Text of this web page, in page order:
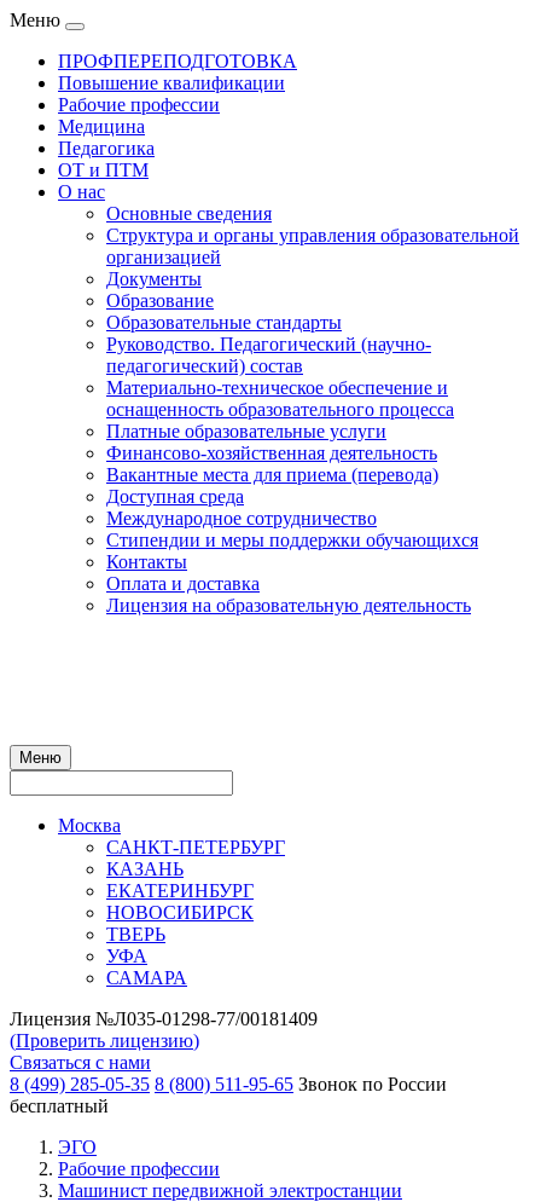
Меню
ПРОФПЕРЕПОДГОТОВКА
Повышение квалификации
Рабочие профессии
Медицина
Педагогика
ОТ и ПТМ
О нас
Основные сведения
Структура и органы управления образовательной
организацией
Документы
Образование
Образовательные стандарты
Руководство. Педагогический (научно-
педагогический) состав
Материально-техническое обеспечение и
оснащенность образовательного процесса
Платные образовательные услуги
Финансово-хозяйственная деятельность
Вакантные места для приема (перевода)
Доступная среда
Международное сотрудничество
Стипендии и меры поддержки обучающихся
Контакты
Оплата и доставка
Лицензия на образовательную деятельность
Меню
Москва
САНКТ-ПЕТЕРБУРГ
КАЗАНЬ
ЕКАТЕРИНБУРГ
НОВОСИБИРСК
ТВЕРЬ
УФА
САМАРА
Лицензия №Л035-01298-77/00181409
(Проверить лицензию)
Связаться с нами
8 (499) 285-05-35 8 (800) 511-95-65 Звонок по России
бесплатный
ЭГО
Рабочие профессии
Машинист передвижной электростанции